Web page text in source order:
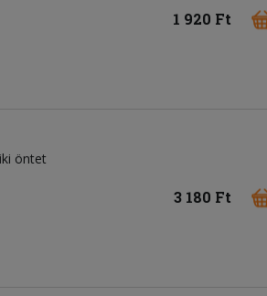
1 920 Ft
öntet
3 180 Ft